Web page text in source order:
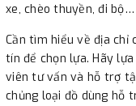
xe, chèo thuyền, đi bộ…
Cần tìm hiểu về địa chỉ
tín để chọn lựa. Hãy
viên tư vấn và hỗ trợ
chủng loại đồ dùng hỗ